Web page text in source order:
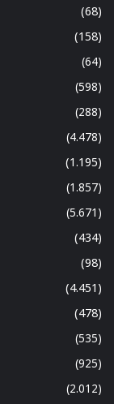
(68)
(158)
(64)
(598)
(288)
(4.478)
(1.195)
(1.857)
(5.671)
(434)
(98)
(4.451)
(478)
(535)
(925)
(2.012)